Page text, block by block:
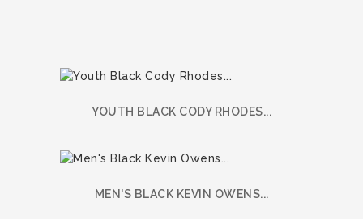
YOUTH BLACK CODY RHODES...
MEN'S BLACK KEVIN OWENS...